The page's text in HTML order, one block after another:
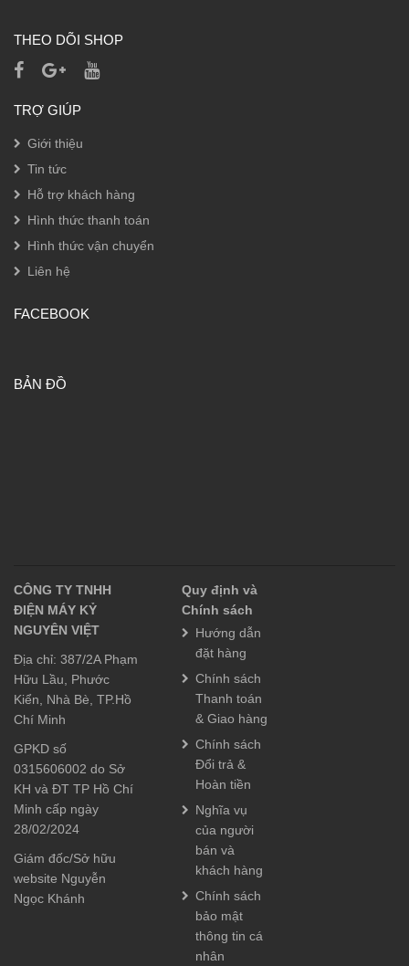
THEO DÕI SHOP
TRỢ GIÚP
Giới thiệu
Tin tức
Hỗ trợ khách hàng
Hình thức thanh toán
Hình thức vận chuyển
Liên hệ
FACEBOOK
BẢN ĐỒ
CÔNG TY TNHH
ĐIỆN MÁY KỶ
NGUYÊN VIỆT
Địa chỉ: 387/2A Phạm
Hữu Lầu, Phước
Kiển, Nhà Bè, TP.Hồ
Chí Minh
GPKD số
0315606002 do Sở
KH và ĐT TP Hồ Chí
Minh cấp ngày
28/02/2024
Giám đốc/Sở hữu
website Nguyễn
Ngọc Khánh
Quy định và
Chính sách
Hướng dẫn
đặt hàng
Chính sách
Thanh toán
& Giao hàng
Chính sách
Đổi trả &
Hoàn tiền
Nghĩa vụ
của người
bán và
khách hàng
Chính sách
bảo mật
thông tin cá
nhân